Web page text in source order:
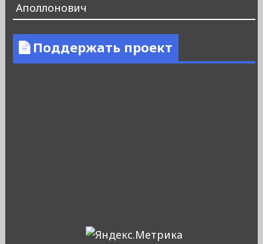
Аполлонович
Поддержать проект